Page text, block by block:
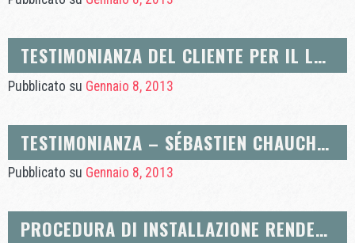
TESTIMONIANZA DEL CLIENTE PER IL LAYOUT, LA DECORAZIONE E IL DESIGN CON SKETCHUP
Pubblicato su Gennaio 8, 2013
TESTIMONIANZA – SÉBASTIEN CHAUCHAT
Pubblicato su Gennaio 8, 2013
PROCEDURA DI INSTALLAZIONE RENDER-IN